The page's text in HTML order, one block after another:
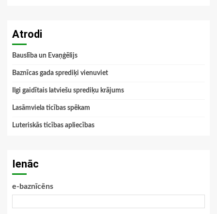
Atrodi
Bauslība un Evaņģēlijs
Baznīcas gada sprediķi vienuviet
Ilgi gaidītais latviešu sprediķu krājums
Lasāmviela ticības spēkam
Luteriskās ticības apliecības
Ienāc
e-baznīcēns